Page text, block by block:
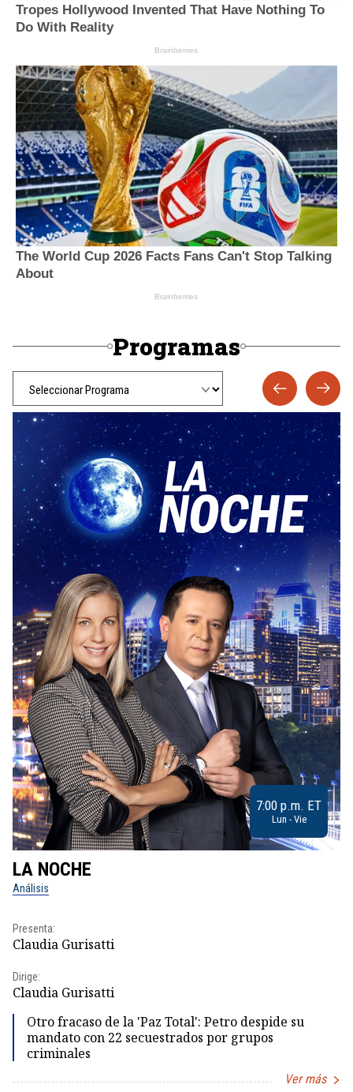
Programas
7:00 p.m. ET
Lun - Vie
LA NOCHE
Análisis
Presenta:
Claudia Gurisatti
Dirige:
Claudia Gurisatti
Otro fracaso de la 'Paz Total': Petro despide su
mandato con 22 secuestrados por grupos
criminales
Ver más